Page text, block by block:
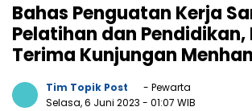
Bahas Penguatan Kerja
Pelatihan dan Pendidikan,
Terima Kunjungan
Tim Topik Post
- Pewarta
Selasa, 6 Juni 2023 - 01:07 WIB